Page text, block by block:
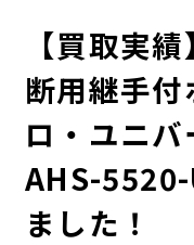
【買取実
断用継手
ロ・ユニ
AHS-
ました！